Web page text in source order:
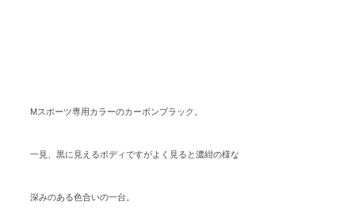
Mスポーツ専用カラーのカーボンブラック。
一見、黒に見えるボディですがよく見ると濃紺の様な
深みのある色合いの一台。